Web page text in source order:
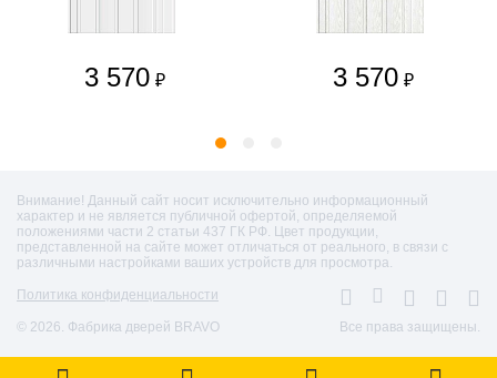
3 570 ₽ 3 570 ₽
Внимание! Данный сайт носит исключительно информационный
характер и не является публичной офертой, определяемой
положениями части 2 статьи 437 ГК РФ. Цвет продукции,
представленной на сайте может отличаться от реального, в связи с
различными настройками ваших устройств для просмотра.
Политика конфиденциальности
© 2026. Фабрика дверей BRAVO Все права защищены.